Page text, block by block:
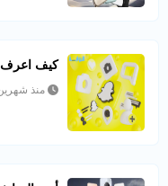
كيف
منذ